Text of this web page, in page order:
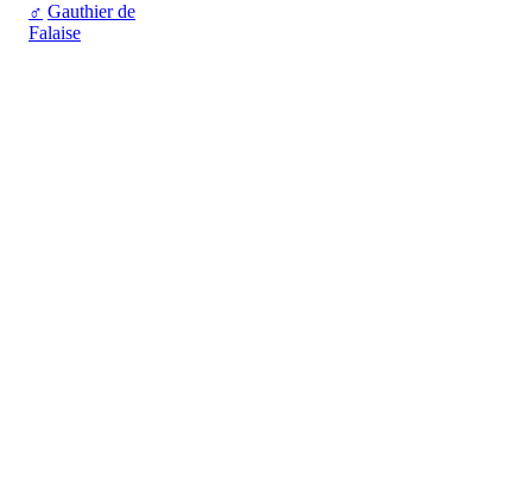
♂ Gauthier de
Falaise